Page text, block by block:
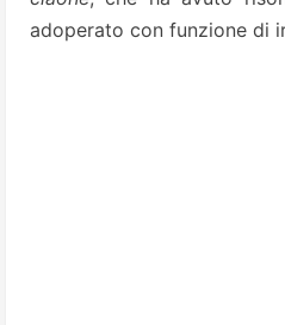
adoperato con funzione di